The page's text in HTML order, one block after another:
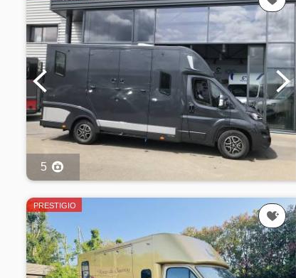
5
PRESTIGIO